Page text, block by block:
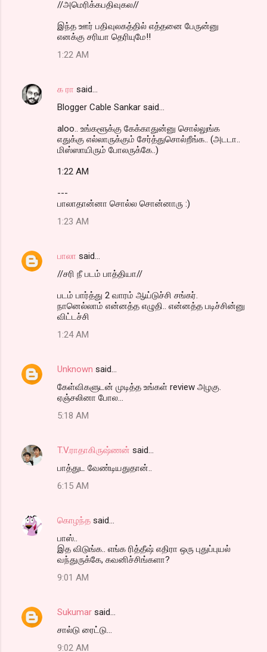
//அமெரிக்கபதிவுகல//
இந்த ஊர் பதிவுலகத்தில் எத்தனை பேருன்னு
எனக்கு சரியா தெரியுமே!!
1:22 AM
க ரா said…
Blogger Cable Sankar said...
aloo.. உங்களூக்கு கேக்காதுன்னு சொல்லுங்க
எதுக்கு எல்லாருக்கும் சேர்த்துசொல்றீங்க.. (அடடா..
மிஸ்ஸாயிரும் போலருக்கே..)
1:22 AM
---
பாலாதான்னா சொல்ல சொன்னாரு :)
1:23 AM
பாலா said…
//சரி நீ படம் பாத்தியா//
படம் பார்த்து 2 வாரம் ஆய்டுச்சி சங்கர்.
நானெல்லாம் என்னத்த எழுதி.. என்னத்த படிச்சின்னு
விட்டச்சி
1:24 AM
Unknown said…
கேள்விகளுடன் முடித்த உங்கள் review அழகு.
ஏஞ்சலினா போல...
5:18 AM
T.V.ராதாகிருஷ்ணன் said…
பாத்துட வேண்டியதுதான்..
6:15 AM
கொழந்த said…
பாஸ்..
இத விடுங்க.. எங்க ரித்தீஷ் எதிரா ஒரு புதுப்புயல்
வந்துருக்கே, கவனிச்சிங்களா?
9:01 AM
Sukumar said…
சால்டு ரைட்டு...
9:02 AM